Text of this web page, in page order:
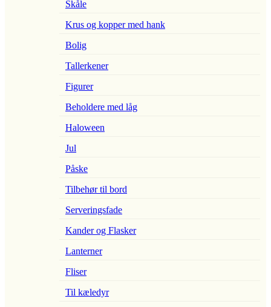
Skåle
Krus og kopper med hank
Bolig
Tallerkener
Figurer
Beholdere med låg
Haloween
Jul
Påske
Tilbehør til bord
Serveringsfade
Kander og Flasker
Lanterner
Fliser
Til kæledyr